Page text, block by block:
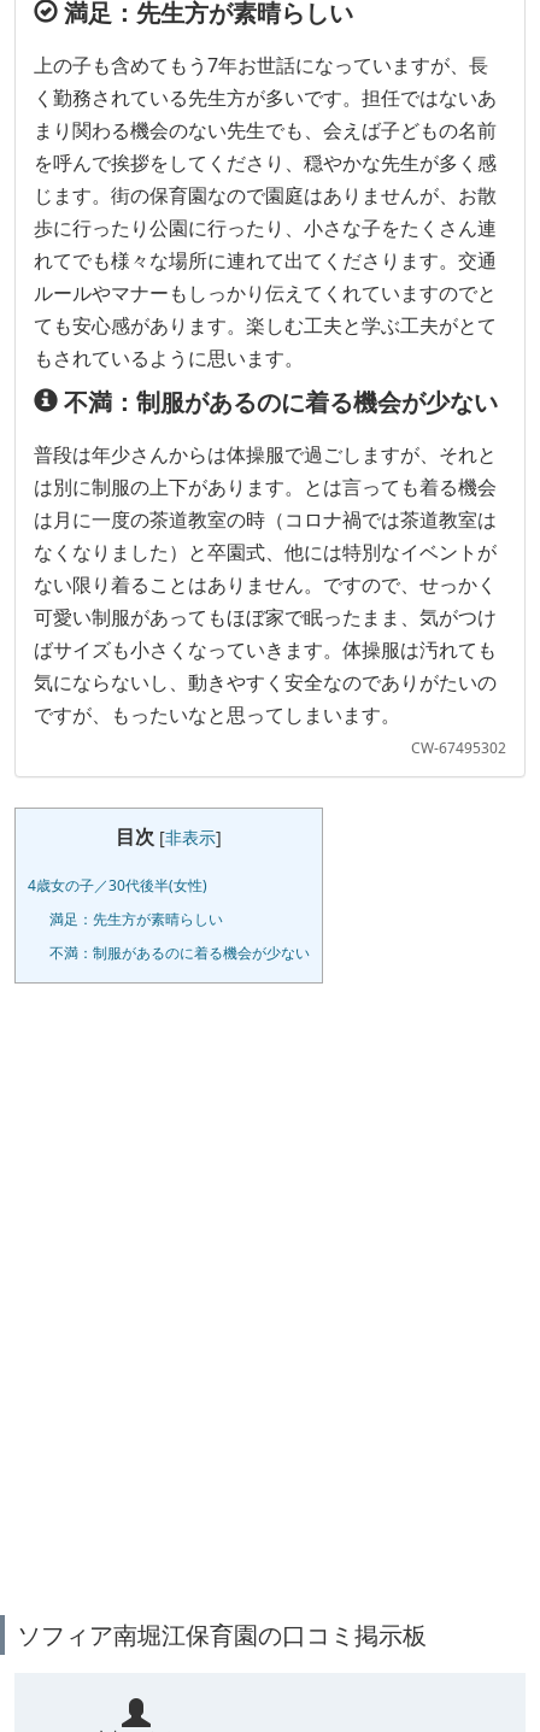
満足：先生方が素晴らしい
上の子も含めてもう7年お世話になっていますが、長
く勤務されている先生方が多いです。担任ではないあ
まり関わる機会のない先生でも、会えば子どもの名前
を呼んで挨拶をしてくださり、穏やかな先生が多く感
じます。街の保育園なので園庭はありませんが、お散
歩に行ったり公園に行ったり、小さな子をたくさん連
れてでも様々な場所に連れて出てくださります。交通
ルールやマナーもしっかり伝えてくれていますのでと
ても安心感があります。楽しむ工夫と学ぶ工夫がとて
もされているように思います。
不満：制服があるのに着る機会が少ない
普段は年少さんからは体操服で過ごしますが、それと
は別に制服の上下があります。とは言っても着る機会
は月に一度の茶道教室の時（コロナ禍では茶道教室は
なくなりました）と卒園式、他には特別なイベントが
ない限り着ることはありません。ですので、せっかく
可愛い制服があってもほぼ家で眠ったまま、気がつけ
ばサイズも小さくなっていきます。体操服は汚れても
気にならないし、動きやすく安全なのでありがたいの
ですが、もったいなと思ってしまいます。
CW-67495302
目次 [非表示]
4歳女の子／30代後半(女性)
満足：先生方が素晴らしい
不満：制服があるのに着る機会が少ない
ソフィア南堀江保育園の口コミ掲示板